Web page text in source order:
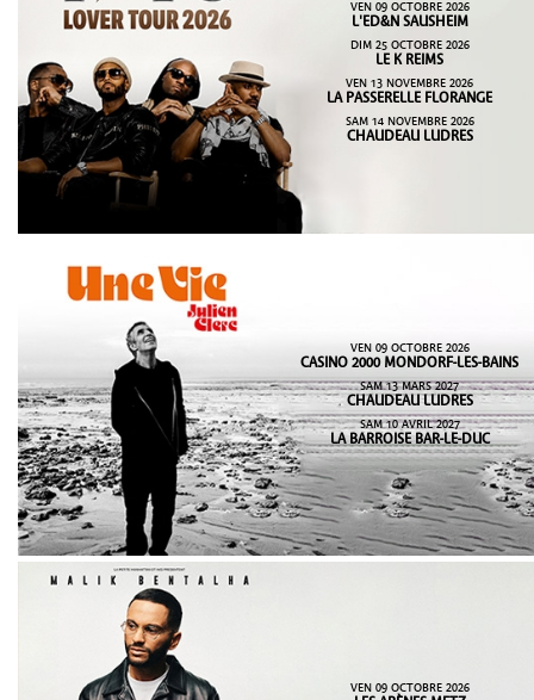
VEN 09 OCTOBRE 2026
L'ED&N SAUSHEIM
DIM 25 OCTOBRE 2026
LE K REIMS
VEN 13 NOVEMBRE 2026
LA PASSERELLE FLORANGE
SAM 14 NOVEMBRE 2026
CHAUDEAU LUDRES
VEN 09 OCTOBRE 2026
CASINO 2000 MONDORF-LES-BAINS
SAM 13 MARS 2027
CHAUDEAU LUDRES
SAM 10 AVRIL 2027
LA BARROISE BAR-LE-DUC
VEN 09 OCTOBRE 2026